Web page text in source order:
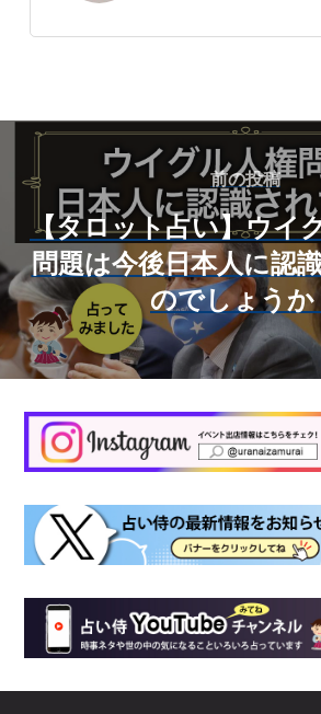
前の投稿
【タロット占い】ウイ
問題は今後日本人に認
のでしょうか